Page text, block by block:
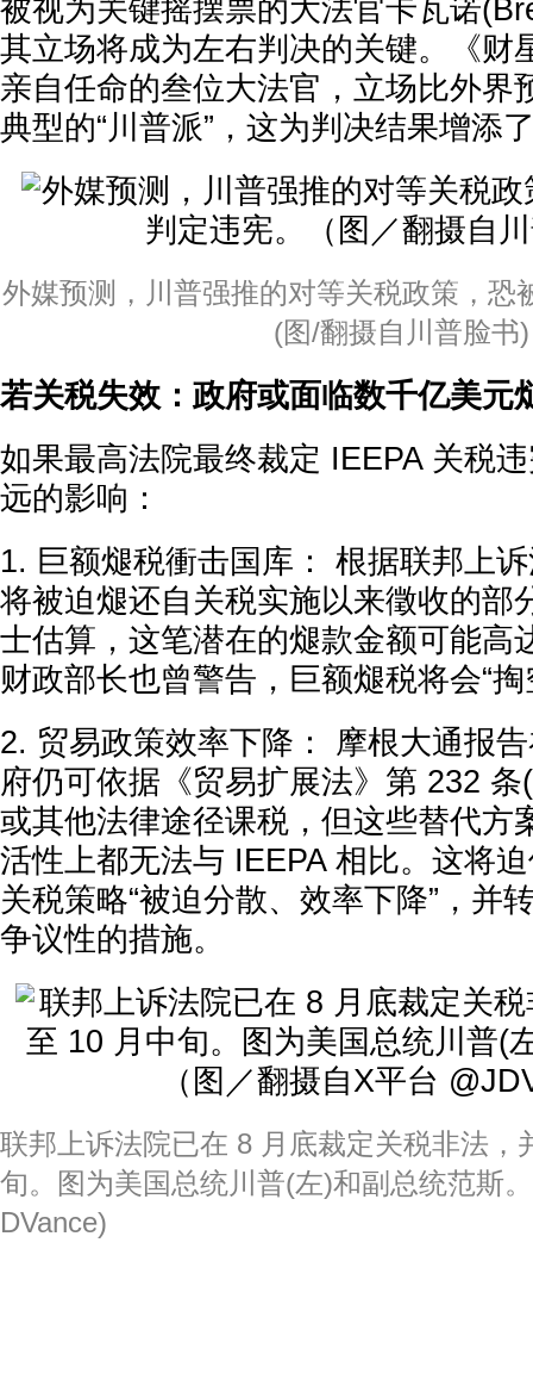
被视为关键摇摆票的大法官卡瓦诺
其立场将成为左右判决的关键。《财
亲自任命的叁位大法官，立场比外界
典型的“川普派”，这为判决结果增添
外媒预测，川普强推的对等关税政策，恐
(图/翻摄自川普脸书)
若关税失效：政府或面临数千亿美元
如果最高法院最终裁定 IEEPA 关税
远的影响：
1. 巨额煺税衝击国库： 根据联邦上
将被迫煺还自关税实施以来徵收的部
士估算，这笔潜在的煺款金额可能高
财政部长也曾警告，巨额煺税将会“掏
2. 贸易政策效率下降： 摩根大通报
府仍可依据《贸易扩展法》第 232
或其他法律途径课税，但这些替代方
活性上都无法与 IEEPA 相比。这将
关税策略“被迫分散、效率下降”，并
争议性的措施。
联邦上诉法院已在 8 月底裁定关税非法，
旬。图为美国总统川普(左)和副总统范斯
DVance)